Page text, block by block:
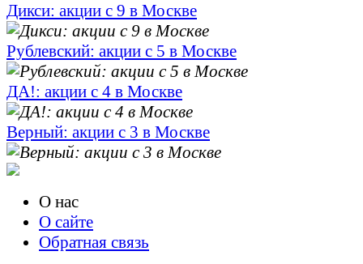
Дикси: акции с 9 в Москве
Рублевский: акции с 5 в Москве
ДА!: акции с 4 в Москве
Верный: акции с 3 в Москве
О нас
О сайте
Обратная связь